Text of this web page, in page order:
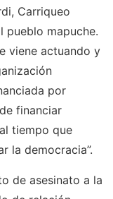
Carriqueo
pueblo mapuche.
viene actuando y
por
financiar
tiempo que
la democracia”.
de asesinato a la